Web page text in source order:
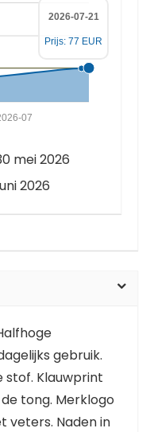
07
2026-07-21
Prijs: 77 EUR
mei 2026
2026
gebruik.
Klauwprint
tong. Merklogo
veters. Naden in